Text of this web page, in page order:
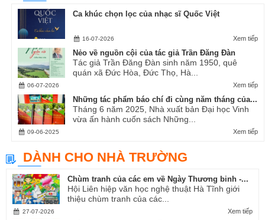
Ca khúc chọn lọc của nhạc sĩ Quốc Việt
Xem tiếp
16-07-2026
Nẻo về nguồn cội của tác giả Trần Đăng Đàn
Tác giả Trần Đăng Đàn sinh năm 1950, quê
quán xã Đức Hòa, Đức Thọ, Hà...
Xem tiếp
06-07-2026
Những tác phẩm báo chí đi cùng năm tháng của...
Tháng 6 năm 2025, Nhà xuất bản Đại học Vinh
vừa ấn hành cuốn sách Những...
Xem tiếp
09-06-2025
DÀNH CHO NHÀ TRƯỜNG
Chùm tranh của các em về Ngày Thương binh -...
Hội Liên hiệp văn học nghệ thuật Hà Tĩnh giới
thiệu chùm tranh của các...
Xem tiếp
27-07-2026